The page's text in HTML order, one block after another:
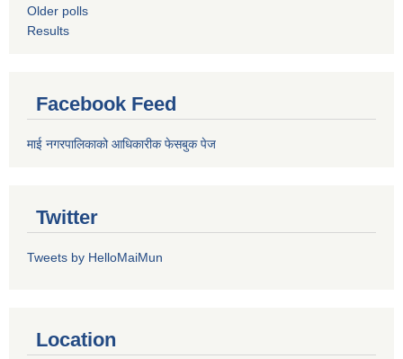
Older polls
Results
Facebook Feed
माई नगरपालिकाको आधिकारीक फेसबुक पेज
Twitter
Tweets by HelloMaiMun
Location